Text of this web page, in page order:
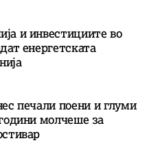
и инвестициите во
енергетската
печали поени и глуми
молчеше за